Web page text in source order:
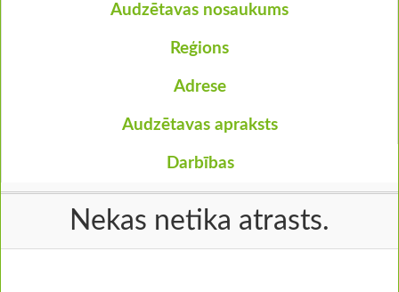
Audzētavas nosaukums
Reģions
Adrese
Audzētavas apraksts
Darbības
Nekas netika atrasts.